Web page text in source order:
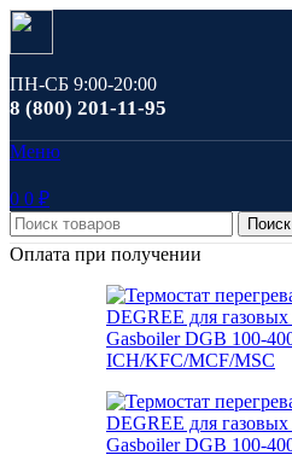
ПН-СБ 9:00-20:00
8 (800) 201-11-95
Меню
0 0 ₽
Поиск
Оплата при получении